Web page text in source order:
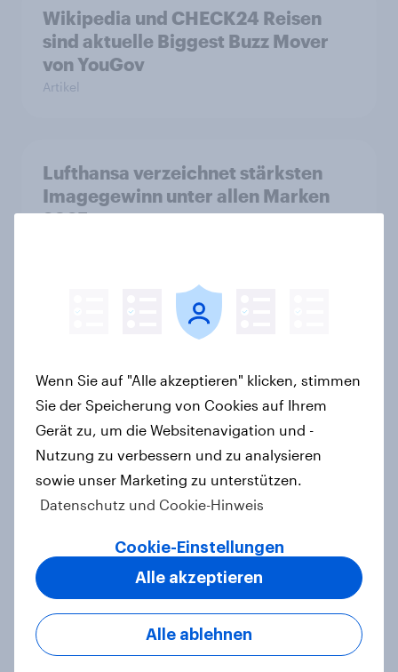
Wikipedia und CHECK24 Reisen
sind aktuelle Biggest Buzz Mover
von YouGov
Artikel
Lufthansa verzeichnet stärksten
Imagegewinn unter allen Marken
2025
WhatsApp überholt Samsung in
+++ adidas beste deutsche Marke
Aldi ist erneut Preis-Leistungs-
Sieger
Preis-Leistungs-Ranking 2026
Wenn Sie auf "Alle akzeptieren" klicken, stimmen
Sie der Speicherung von Cookies auf Ihrem
Gerät zu, um die Websitenavigation und -
Nutzung zu verbessern und zu analysieren
sowie unser Marketing zu unterstützen.
Datenschutz und Cookie-Hinweis
Cookie-Einstellungen
Alle ablehnen
Alle akzeptieren